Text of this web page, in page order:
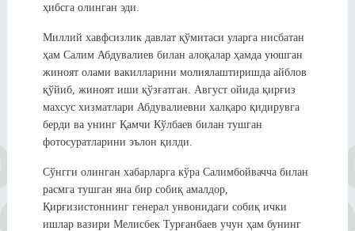
ҳибсга олинган эди.
Миллий хавфсизлик давлат қўмитаси уларга нисбатан
ҳам Салим Абдувалиев билан алоқалар ҳамда уюшган
жиноят олами вакилларини молиялаштиришда айблов
қўйиб, жиноят иши қўзғатган. Август ойида қирғиз
махсус хизматлари Абдувалиевни халқаро қидирувга
берди ва унинг Қамчи Кўлбаев билан тушган
фотосуратларини эълон қилди.
Сўнгги олинган хабарларга кўра Салимбойвачча билан
расмга тушган яна бир собиқ амалдор,
Қирғизистоннинг генерал унвонидаги собиқ ички
ишлар вазири Мелисбек Турғанбаев учун ҳам бунинг